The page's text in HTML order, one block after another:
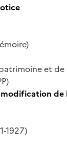
et de
de
1927)